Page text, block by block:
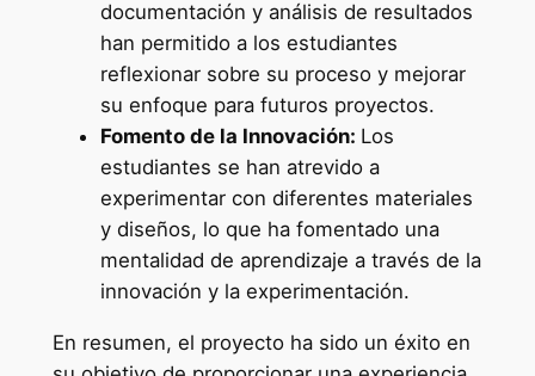
documentación y análisis de resultados
han permitido a los estudiantes
reflexionar sobre su proceso y mejorar
su enfoque para futuros proyectos.
Fomento de la Innovación: Los
estudiantes se han atrevido a
experimentar con diferentes materiales
y diseños, lo que ha fomentado una
mentalidad de aprendizaje a través de la
innovación y la experimentación.
En resumen, el proyecto ha sido un éxito en